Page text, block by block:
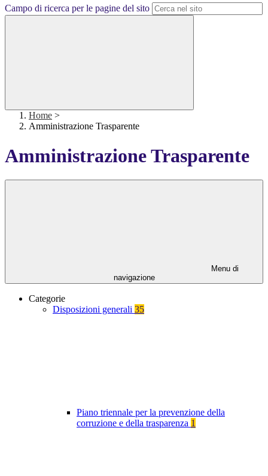
Campo di ricerca per le pagine del sito
Home >
Amministrazione Trasparente
Amministrazione Trasparente
Menu di
navigazione
Categorie
Disposizioni generali 35
Piano triennale per la prevenzione della
corruzione e della trasparenza 1